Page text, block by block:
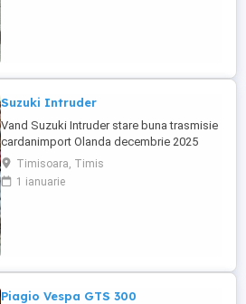
Suzuki Intruder
Vand Suzuki Intruder stare buna trasmisie
cardanimport Olanda decembrie 2025
inmatriculat RO IN FEBRUARIE Nu raspund
la mesaje.Schimb cu ATV plus sau minus
diferenta
Timisoara, Timis
1 ianuarie
Piagio Vespa GTS 300